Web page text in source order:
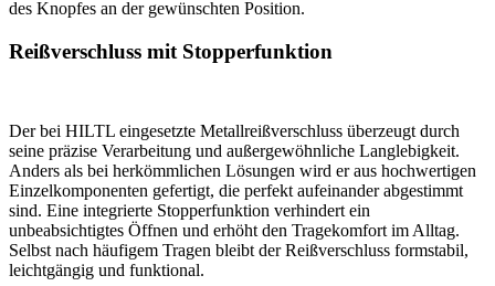
des Knopfes an der gewünschten Position.
Reißverschluss mit Stopperfunktion
Der bei HILTL eingesetzte Metallreißverschluss überzeugt durch
seine präzise Verarbeitung und außergewöhnliche Langlebigkeit.
Anders als bei herkömmlichen Lösungen wird er aus hochwertigen
Einzelkomponenten gefertigt, die perfekt aufeinander abgestimmt
sind. Eine integrierte Stopperfunktion verhindert ein
unbeabsichtigtes Öffnen und erhöht den Tragekomfort im Alltag.
Selbst nach häufigem Tragen bleibt der Reißverschluss formstabil,
leichtgängig und funktional.